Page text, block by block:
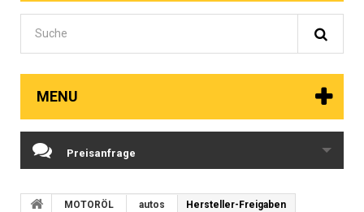
MENU
Preisanfrage
MOTORÖL autos Hersteller-Freigaben